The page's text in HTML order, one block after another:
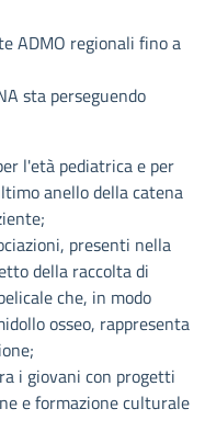
ADMO regionali fino a
sta perseguendo
l'età pediatrica e per
anello della catena
presenti nella
della raccolta di
che, in modo
osseo, rappresenta
i giovani con progetti
e formazione culturale